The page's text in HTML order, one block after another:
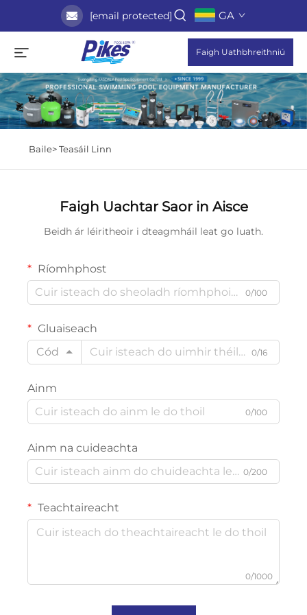
[email protected] GA
Faigh Uathbhreithniú
Baile>Teasáil Linn
Faigh Uachtar Saor in Aisce
Beidh ár léiritheoir i dteagmháil leat go luath.
Ríomhphost
0/100
Gluaiseach
Cód
0/16
Ainm
0/100
Ainm na cuideachta
0/200
Teachtaireacht
0/1000